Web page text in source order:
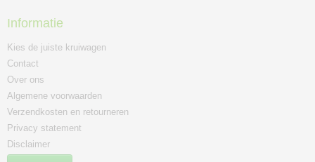
Informatie
Kies de juiste kruiwagen
Contact
Over ons
Algemene voorwaarden
Verzendkosten en retourneren
Privacy statement
Disclaimer